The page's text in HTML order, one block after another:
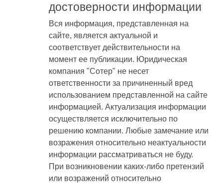
достоверности информации
Вся информация, представленная на
сайте, является актуальной и
соответствует действительности на
момент ее публикации. Юридическая
компания "Сотер" не несет
ответственности за причиненный вред
использованием представленной на сайте
информацией. Актуализация информации
осуществляется исключительно по
решению компании. Любые замечание или
возражения относительно неактуальности
информации рассматриваться не буду.
При возникновении каких-либо претензий
или возражений относительно